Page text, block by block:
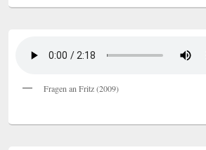
Fragen an Fritz (2009)